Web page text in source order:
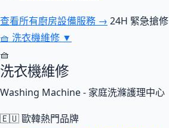
查看所有廚房設備服務 → 24H 緊急搶修
🧺 洗衣機維修 ▼
🧺
洗衣機維修
Washing Machine - 家庭洗滌護理中心
🇪🇺 歐韓熱門品牌